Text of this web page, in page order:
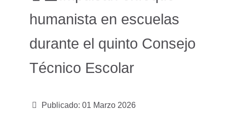
humanista en escuelas
durante el quinto Consejo
Técnico Escolar
Publicado: 01 Marzo 2026